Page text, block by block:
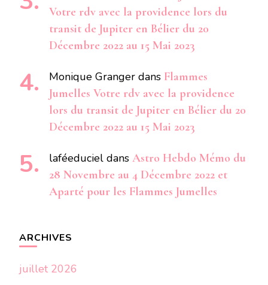
Votre rdv avec la providence lors du
transit de Jupiter en Bélier du 20
Décembre 2022 au 15 Mai 2023
Monique Granger dans Flammes
Jumelles Votre rdv avec la providence
lors du transit de Jupiter en Bélier du 20
Décembre 2022 au 15 Mai 2023
laféeduciel dans Astro Hebdo Mémo du
28 Novembre au 4 Décembre 2022 et
Aparté pour les Flammes Jumelles
ARCHIVES
juillet 2026